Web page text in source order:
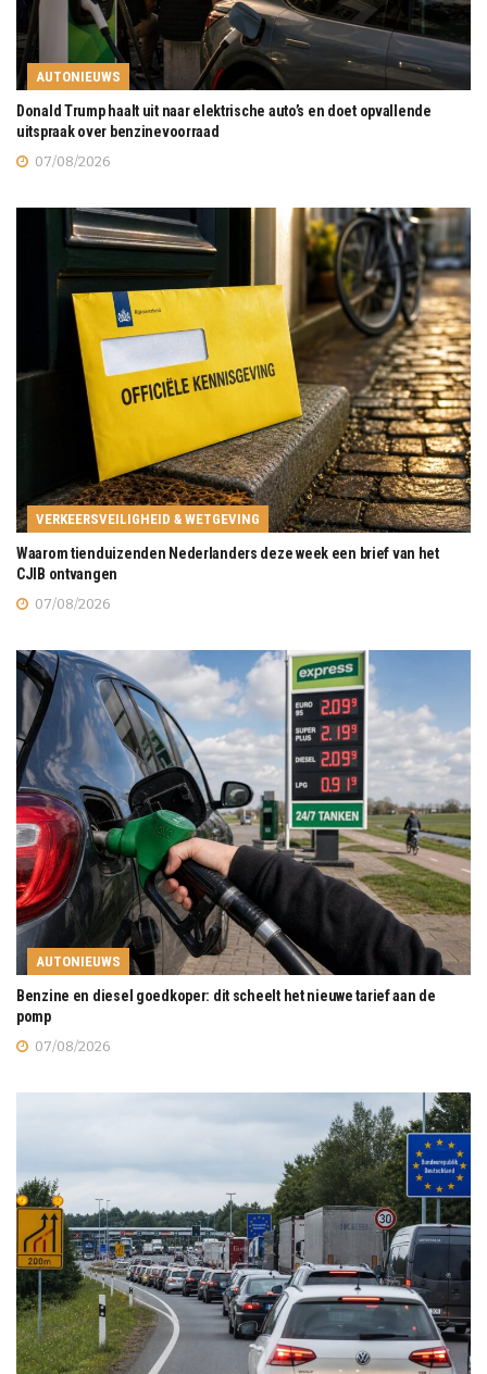
AUTONIEUWS
Donald Trump haalt uit naar elektrische auto’s en doet opvallende
uitspraak over benzinevoorraad
07/08/2026
VERKEERSVEILIGHEID & WETGEVING
Waarom tienduizenden Nederlanders deze week een brief van het
CJIB ontvangen
07/08/2026
AUTONIEUWS
Benzine en diesel goedkoper: dit scheelt het nieuwe tarief aan de
pomp
07/08/2026